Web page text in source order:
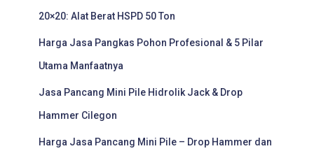
20×20: Alat Berat HSPD 50 Ton
Harga Jasa Pangkas Pohon Profesional & 5 Pilar
Utama Manfaatnya
Jasa Pancang Mini Pile Hidrolik Jack & Drop
Hammer Cilegon
Harga Jasa Pancang Mini Pile – Drop Hammer dan